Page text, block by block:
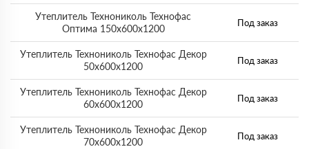
Утеплитель Технониколь Технофас
Оптима 150х600х1200
Под заказ
Утеплитель Технониколь Технофас Декор
50х600х1200
Под заказ
Утеплитель Технониколь Технофас Декор
60х600х1200
Под заказ
Утеплитель Технониколь Технофас Декор
70х600х1200
Под заказ